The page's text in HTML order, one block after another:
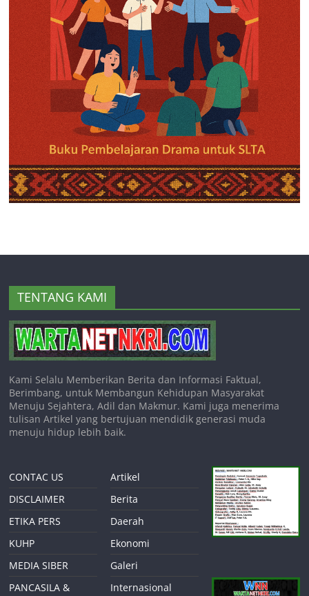
TENTANG KAMI
Kami Selalu Memberikan Berita dan Informasi Faktual,
Berimbang, untuk Membangun Kehidupan Masyarakat
Menuju Sejahtera, Adil dan Makmur. Kami juga menerima
tulisan Artikel yang bertujuan mendidik generasi muda
menuju hidup lebih baik.
CONTAC US
DISCLAIMER
ETIKA PERS
KUHP
MEDIA SIBER
PANCASILA &
Artikel
Berita
Daerah
Ekonomi
Galeri
Internasional